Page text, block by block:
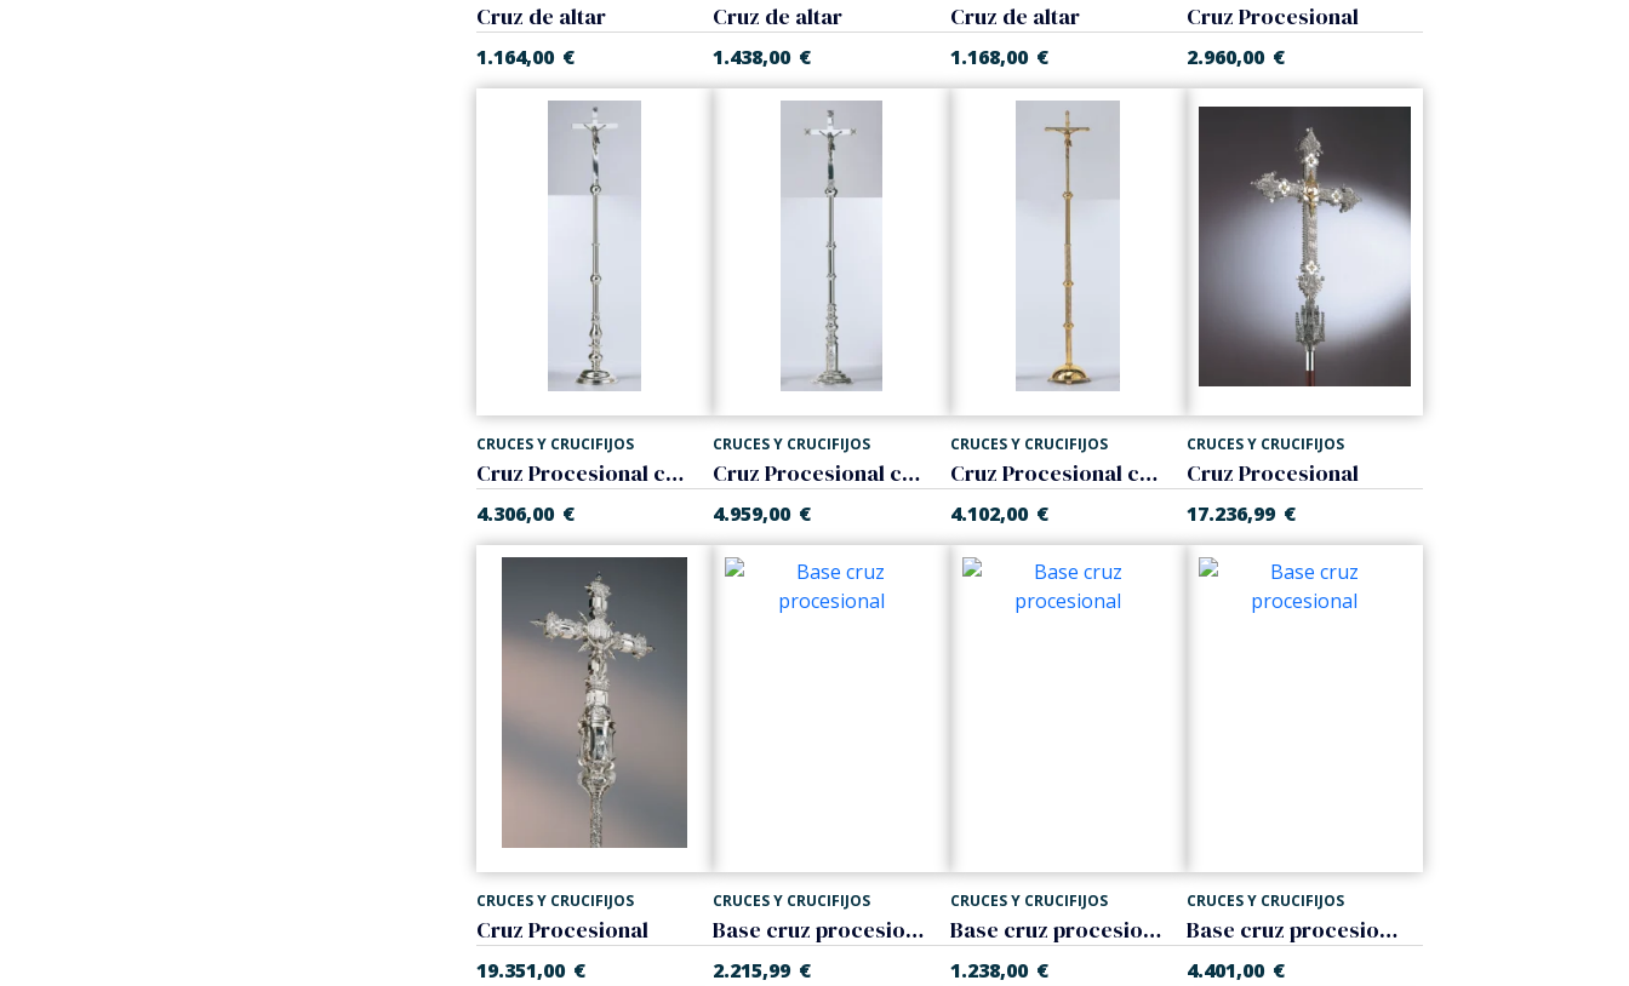
Cruz de altar
1.164,00 €
Cruz de altar
1.438,00 €
Cruz de altar
1.168,00 €
Cruz Procesional
2.960,00 €
CRUCES Y CRUCIFIJOS
Cruz Procesional con base
4.306,00 €
CRUCES Y CRUCIFIJOS
Cruz Procesional con base
4.959,00 €
CRUCES Y CRUCIFIJOS
Cruz Procesional con base
4.102,00 €
CRUCES Y CRUCIFIJOS
Cruz Procesional
17.236,99 €
CRUCES Y CRUCIFIJOS
Cruz Procesional
19.351,00 €
CRUCES Y CRUCIFIJOS
Base cruz procesional
2.215,99 €
CRUCES Y CRUCIFIJOS
Base cruz procesional
1.238,00 €
CRUCES Y CRUCIFIJOS
Base cruz procesional
4.401,00 €